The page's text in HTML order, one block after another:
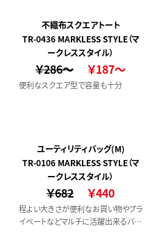
不織布スクエアトート
TR-0436 MARKLESS STYLE（マ
ークレススタイル）
￥286～ ￥187～
便利なスクエア型で容量も十分
ユーティリティバッグ(M)
TR-0106 MARKLESS STYLE（マ
ークレススタイル）
￥682 ￥440
程よい大きさが便利なお買い物やプラ
イベートなどマルチに活躍出来るバッ